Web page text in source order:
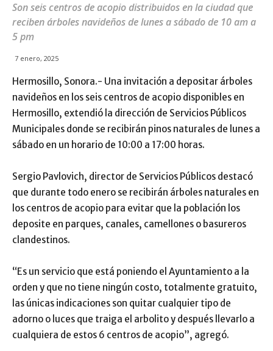
Son seis centros de acopio distribuidos en la ciudad que
reciben árboles navideños de lunes a sábado de 10 am a
5 pm
7 enero, 2025
Hermosillo, Sonora.- Una invitación a depositar árboles
navideños en los seis centros de acopio disponibles en
Hermosillo, extendió la dirección de Servicios Públicos
Municipales donde se recibirán pinos naturales de lunes a
sábado en un horario de 10:00 a 17:00 horas.
Sergio Pavlovich, director de Servicios Públicos destacó
que durante todo enero se recibirán árboles naturales en
los centros de acopio para evitar que la población los
deposite en parques, canales, camellones o basureros
clandestinos.
“Es un servicio que está poniendo el Ayuntamiento a la
orden y que no tiene ningún costo, totalmente gratuito,
las únicas indicaciones son quitar cualquier tipo de
adorno o luces que traiga el arbolito y después llevarlo a
cualquiera de estos 6 centros de acopio”, agregó.